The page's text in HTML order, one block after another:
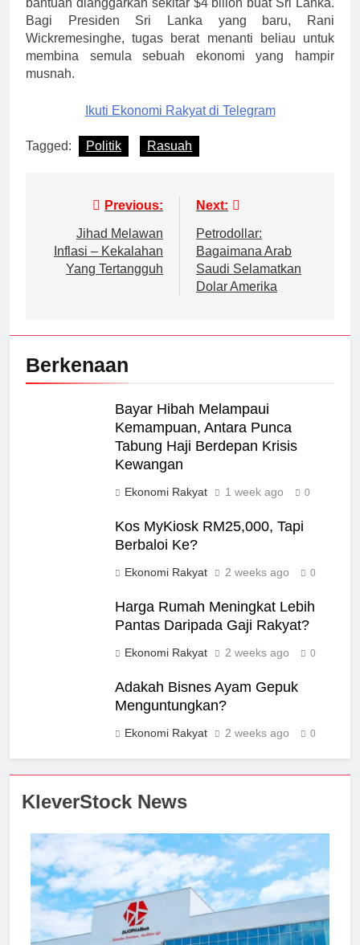
Bagi Presiden Sri Lanka yang baru, Rani
Wickremesinghe, tugas berat menanti beliau untuk
membina semula sebuah ekonomi yang hampir
musnah.
Ikuti Ekonomi Rakyat di Telegram
Tagged: Politik Rasuah
navigation
Previous:
Jihad Melawan
Inflasi – Kekalahan
Yang Tertangguh
Next:
Petrodollar:
Bagaimana Arab
Saudi Selamatkan
Dolar Amerika
Berkenaan
Bayar Hibah Melampaui
Kemampuan, Antara Punca
Tabung Haji Berdepan Krisis
Kewangan
Ekonomi Rakyat 1 week ago 0
Kos MyKiosk RM25,000, Tapi
Berbaloi Ke?
Ekonomi Rakyat 2 weeks ago 0
Harga Rumah Meningkat Lebih
Pantas Daripada Gaji Rakyat?
Ekonomi Rakyat 2 weeks ago 0
Adakah Bisnes Ayam Gepuk
Menguntungkan?
Ekonomi Rakyat 2 weeks ago 0
KleverStock News